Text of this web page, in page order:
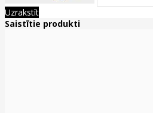
Uzrakstīt
Saistītie produkti